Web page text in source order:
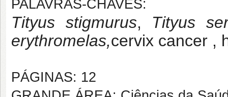
PALAVRAS-CHAVES:
Tityus stigmurus, Tityus
erythromelas,cervix cancer ,
PÁGINAS: 12